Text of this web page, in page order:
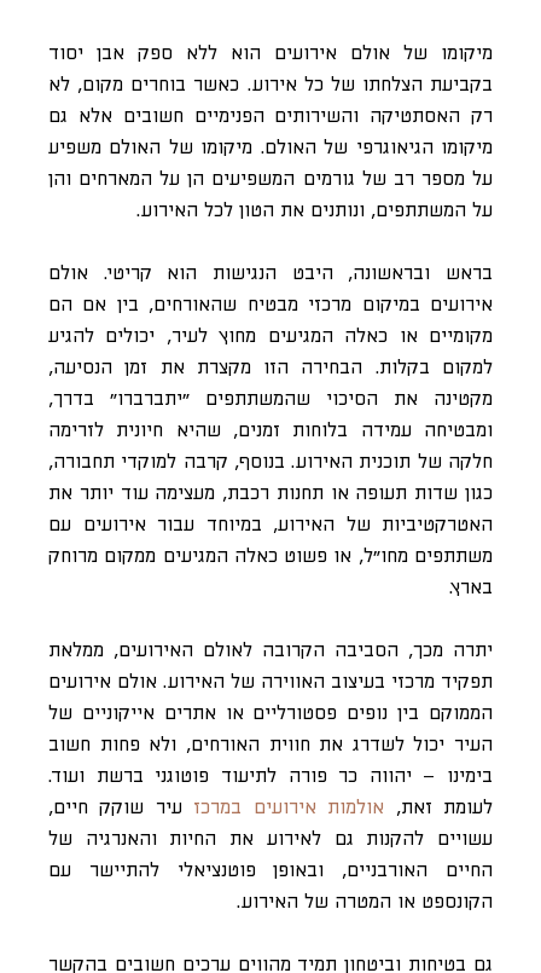
מיקומו של אולם אירועים הוא ללא ספק אבן יסוד
בקביעת הצלחתו של כל אירוע. כאשר בוחרים מקום, לא
רק האסתטיקה והשירותים הפנימיים חשובים אלא גם
מיקומו הגיאוגרפי של האולם. מיקומו של האולם משפיע
על מספר רב של גורמים המשפיעים הן על המארחים והן
על המשתתפים, ונותנים את הטון לכל האירוע.
בראש ובראשונה, היבט הנגישות הוא קריטי. אולם
אירועים במיקום מרכזי מבטיח שהאורחים, בין אם הם
מקומיים או כאלה המגיעים מחוץ לעיר, יכולים להגיע
למקום בקלות. הבחירה הזו מקצרת את זמן הנסיעה,
מקטינה את הסיכוי שהמשתתפים ״יתברברו״ בדרך,
ומבטיחה עמידה בלוחות זמנים, שהיא חיונית לזרימה
חלקה של תוכנית האירוע. בנוסף, קרבה למוקדי תחבורה,
כגון שדות תעופה או תחנות רכבת, מעצימה עוד יותר את
האטרקטיביות של האירוע, במיוחד עבור אירועים עם
משתתפים מחו״ל, או פשוט כאלה המגיעים ממקום מרוחק
בארץ.
יתרה מכך, הסביבה הקרובה לאולם האירועים, ממלאת
תפקיד מרכזי בעיצוב האווירה של האירוע. אולם אירועים
הממוקם בין נופים פסטורליים או אתרים אייקוניים של
העיר יכול לשדרג את חווית האורחים, ולא פחות חשוב
בימינו – יהווה כר פורה לתיעוד פוטוגני ברשת ועוד.
לעומת זאת, אולמות אירועים במרכז עיר שוקק חיים,
עשויים להקנות גם לאירוע את החיות והאנרגיה של
החיים האורבניים, ובאופן פוטנציאלי להתיישר עם
הקונספט או המטרה של האירוע.
גם בטיחות וביטחון תמיד מהווים ערכים חשובים בהקשר